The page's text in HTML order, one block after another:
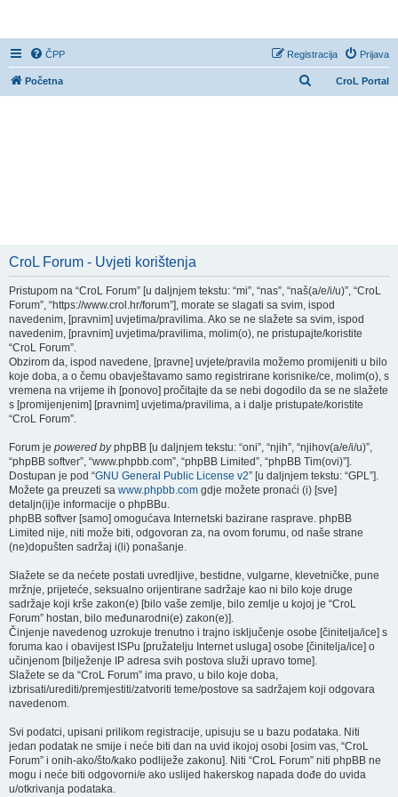
ČPP Prijava
Registracija
CroL Portal
Početna
CroL Forum - Uvjeti korištenja
Pristupom na “CroL Forum” [u daljnjem tekstu: “mi”, “nas”, “naš(a/e/i/u)”, “CroL
Forum”, “https://www.crol.hr/forum”], morate se slagati sa svim, ispod
navedenim, [pravnim] uvjetima/pravilima. Ako se ne slažete sa svim, ispod
navedenim, [pravnim] uvjetima/pravilima, molim(o), ne pristupajte/koristite
“CroL Forum”.
Obzirom da, ispod navedene, [pravne] uvjete/pravila možemo promijeniti u bilo
koje doba, a o čemu obavještavamo samo registrirane korisnike/ce, molim(o), s
vremena na vrijeme ih [ponovo] pročitajte da se nebi dogodilo da se ne slažete
s [promijenjenim] [pravnim] uvjetima/pravilima, a i dalje pristupate/koristite
“CroL Forum”.
Forum je powered byphpBB [u daljnjem tekstu: “oni”, “njih”, “njihov(a/e/i/u)”,
“phpBB softver”, “www.phpbb.com”, “phpBB Limited”, “phpBB Tim(ovi)”].
Dostupan je pod “GNU General Public License v2” [u daljnjem tekstu: “GPL”].
Možete ga preuzeti sa www.phpbb.com gdje možete pronaći (i) [sve]
detaljn(ij)e informacije o phpBBu.
phpBB softver [samo] omogućava Internetski bazirane rasprave. phpBB
Limited nije, niti može biti, odgovoran za, na ovom forumu, od naše strane
(ne)dopušten sadržaj i(li) ponašanje.
Slažete se da nećete postati uvredljive, bestidne, vulgarne, klevetničke, pune
mržnje, prijeteće, seksualno orijentirane sadržaje kao ni bilo koje druge
sadržaje koji krše zakon(e) [bilo vaše zemlje, bilo zemlje u kojoj je “CroL
Forum” hostan, bilo međunarodni(e) zakon(e)].
Činjenje navedenog uzrokuje trenutno i trajno isključenje osobe [činitelja/ice] s
foruma kao i obavijest ISPu [pružatelju Internet usluga] osobe [činitelja/ice] o
učinjenom [bilježenje IP adresa svih postova služi upravo tome].
Slažete se da “CroL Forum” ima pravo, u bilo koje doba,
izbrisati/urediti/premjestiti/zatvoriti teme/postove sa sadržajem koji odgovara
navedenom.
Svi podatci, upisani prilikom registracije, upisuju se u bazu podataka. Niti
jedan podatak ne smije i neće biti dan na uvid ikojoj osobi [osim vas, “CroL
Forum” i onih-ako/što/kako podliježe zakonu]. Niti “CroL Forum” niti phpBB ne
mogu i neće biti odgovorni/e ako uslijed hakerskog napada dođe do uvida
u/otkrivanja podataka.